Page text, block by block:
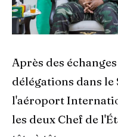
Après des
délégations dans
l'aéroport
les deux Chef de